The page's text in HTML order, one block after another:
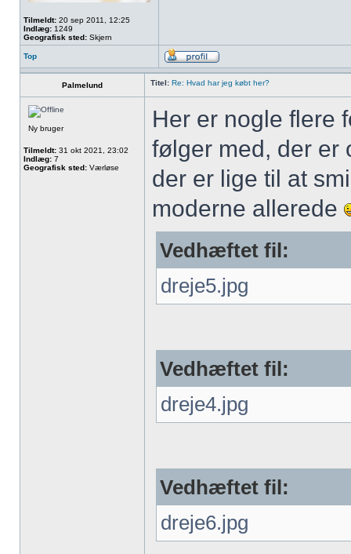
Tilmeldt: 20 sep 2011, 12:25
Indlæg: 1249
Geografisk sted: Skjern
Top
Palmelund Titel: Re: Hvad har jeg købt her?
Ny bruger
Tilmeldt: 31 okt 2021, 23:02
Indlæg: 7
Geografisk sted: Værløse
Her er nogle flere
følger med, der er
der er lige til at
moderne allerede
Vedhæftet fil:
dreje5.jpg
Vedhæftet fil:
dreje4.jpg
Vedhæftet fil:
dreje6.jpg